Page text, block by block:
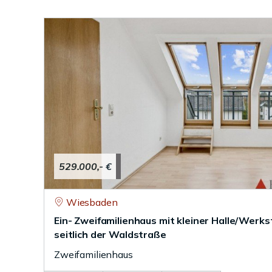
529.000,- €
Wiesbaden
Ein- Zweifamilienhaus mit kleiner Halle/
seitlich der Waldstraße
Zweifamilienhaus